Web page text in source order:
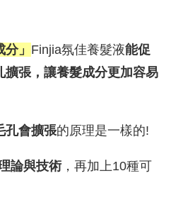
」 Finjia氛佳養髮液能促
擴張，讓養髮成分更加容易
孔會擴張的原理是一樣的!
論與技術，再加上10種可